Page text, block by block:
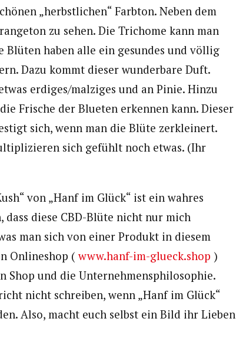
„herbstlichen“ Farbton. Neben dem
zu sehen. Die Trichome kann man
Blüten haben alle ein gesundes und völlig
Dazu kommt dieser wunderbare Duft.
erdiges/malziges und an Pinie. Hinzu
Frische der Blueten erkennen kann. Dieser
sich, wenn man die Blüte zerkleinert.
sich gefühlt noch etwas. (Ihr
von „Hanf im Glück“ ist ein wahres
diese CBD-Blüte nicht nur mich
man sich von einer Produkt in diesem
Onlineshop (www.hanf-im-glueck.shop )
Shop und die Unternehmensphilosophie.
nicht schreiben, wenn „Hanf im Glück“
Also, macht euch selbst ein Bild ihr Lieben